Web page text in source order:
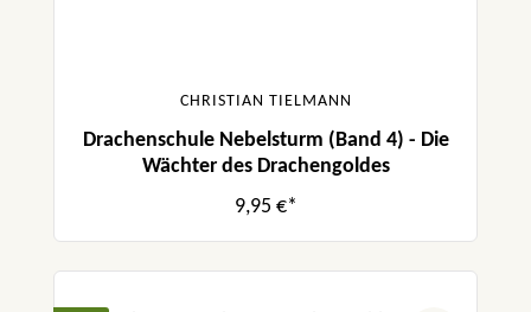
CHRISTIAN TIELMANN
Drachenschule Nebelsturm (Band 4) - Die
Wächter des Drachengoldes
9,95 €*